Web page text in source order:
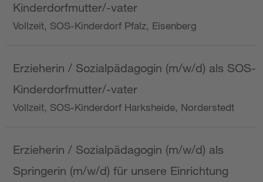
Kinderdorfmutter/-vater
Vollzeit, SOS-Kinderdorf Pfalz, Eisenberg
Erzieherin / Sozialpädagogin (m/w/d) als SOS-
Kinderdorfmutter/-vater
Vollzeit, SOS-Kinderdorf Harksheide, Norderstedt
Erzieherin / Sozialpädagogin (m/w/d) als
Springerin (m/w/d) für unsere Einrichtung